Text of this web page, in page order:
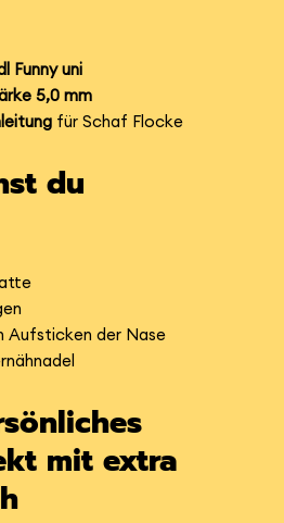
Funny uni
5,0 mm
für Schaf Flocke
du
Aufsticken der Nase
mit extra